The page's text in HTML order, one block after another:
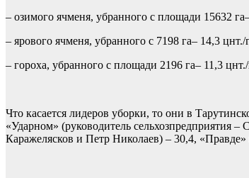
– озимого ячменя, убранного с площади 15632
– ярового ячменя, убранного с 7198 га– 14,3 цнт./
– гороха, убранного с площади 2196 га– 11,3 цнт./
Что касается лидеров уборки, то они в
«Ударном» (руководитель
Каражелясков и Петр Николаев) – 30,4,